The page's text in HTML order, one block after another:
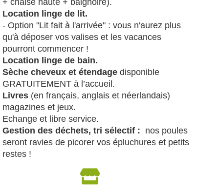
+ chaise haute + baignoire).
Location linge de lit.
- Option "Lit fait à l'arrivée" : vous n'aurez plus
qu'à déposer vos valises et les vacances
pourront commencer !
Location linge de bain.
Sèche cheveux et étendage disponible
GRATUITEMENT à l’accueil.
Livres (en français, anglais et néerlandais)
magazines et jeux.
Echange et libre service.
Gestion des déchets, tri sélectif : nos poules
seront ravies de picorer vos épluchures et petits
restes !